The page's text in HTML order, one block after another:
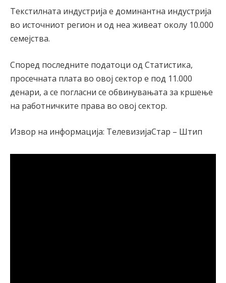
Текстилната индустрија е доминантна индустрија
во источниот регион и од неа живеат околу 10.000
семејства.
Според последните податоци од Статистика,
просечната плата во овој сектор е под 11.000
денари, а се погласни се обвинувањата за кршење
на работничките права во овој сектор.
Извор на информација: ТелевизијаСтар – Штип